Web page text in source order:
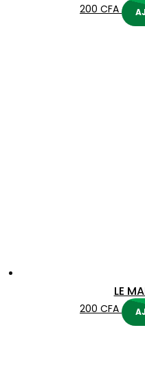
200 CFA
LE
200 CFA